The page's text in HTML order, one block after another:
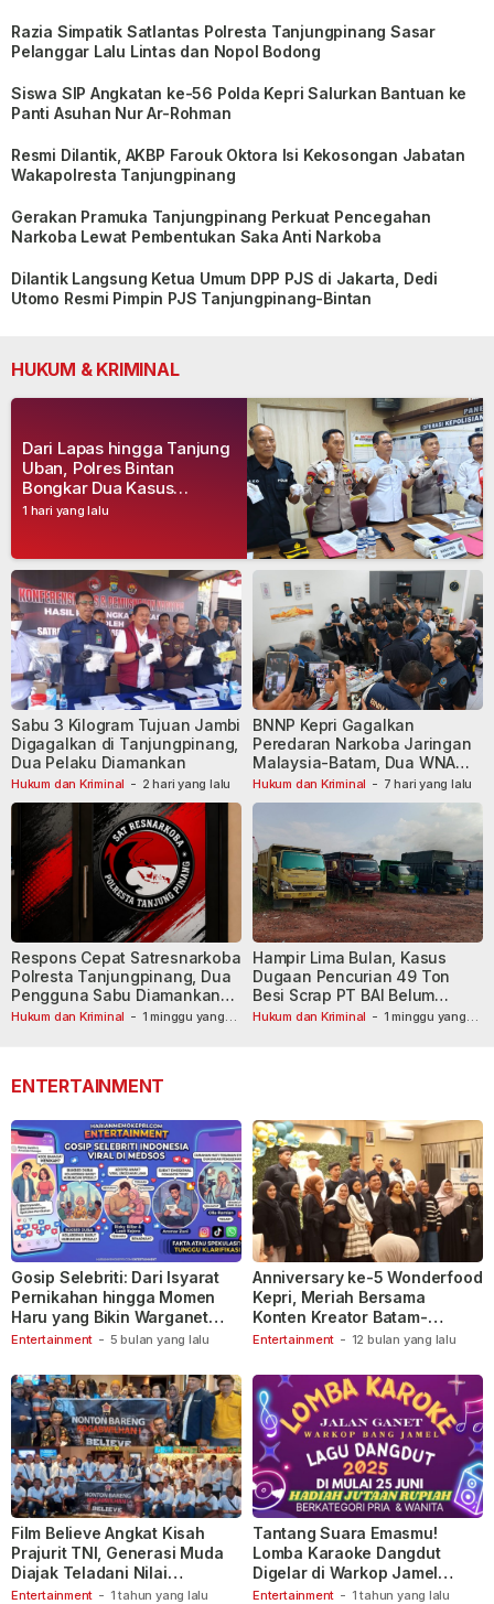
Razia Simpatik Satlantas Polresta Tanjungpinang Sasar
Pelanggar Lalu Lintas dan Nopol Bodong
Siswa SIP Angkatan ke-56 Polda Kepri Salurkan Bantuan ke
Panti Asuhan Nur Ar-Rohman
Resmi Dilantik, AKBP Farouk Oktora Isi Kekosongan Jabatan
Wakapolresta Tanjungpinang
Gerakan Pramuka Tanjungpinang Perkuat Pencegahan
Narkoba Lewat Pembentukan Saka Anti Narkoba
Dilantik Langsung Ketua Umum DPP PJS di Jakarta, Dedi
Utomo Resmi Pimpin PJS Tanjungpinang-Bintan
HUKUM & KRIMINAL
1 hari yang lalu
Dari Lapas hingga Tanjung
Uban, Polres Bintan
Bongkar Dua Kasus
Narkoba, Empat Tersangka
Hukum dan Kriminal - 2 hari yang lalu
Sabu 3 Kilogram Tujuan Jambi
Digagalkan di Tanjungpinang,
Dua Pelaku Diamankan
Hukum dan Kriminal - 7 hari yang lalu
BNNP Kepri Gagalkan
Peredaran Narkoba Jaringan
Malaysia-Batam, Dua WNA
Masih Diburu
Hukum dan Kriminal - 1 minggu yang
Respons Cepat Satresnarkoba
Polresta Tanjungpinang, Dua
Pengguna Sabu Diamankan
Usai Dilaporkan ke Call Center
Hukum dan Kriminal - 1 minggu yang
Hampir Lima Bulan, Kasus
Dugaan Pencurian 49 Ton
Besi Scrap PT BAI Belum
Tetapkan Tersangka
ENTERTAINMENT
Entertainment - 5 bulan yang lalu
Gosip Selebriti: Dari Isyarat
Pernikahan hingga Momen
Haru yang Bikin Warganet
Berspekulasi
Entertainment - 12 bulan yang lalu
Anniversary ke-5 Wonderfood
Kepri, Meriah Bersama
Konten Kreator Batam-
Tanjungpinang
Entertainment - 1 tahun yang lalu
Film Believe Angkat Kisah
Prajurit TNI, Generasi Muda
Diajak Teladani Nilai
Keberanian
Entertainment - 1 tahun yang lalu
Tantang Suara Emasmu!
Lomba Karaoke Dangdut
Digelar di Warkop Jamel
Ganet